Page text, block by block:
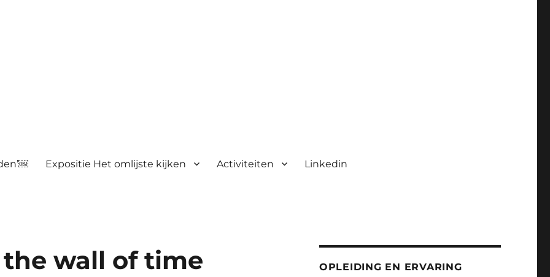
Expositie Het omlijste kijken Activiteiten Linkedin
wall of time OPLEIDING EN ERVARING